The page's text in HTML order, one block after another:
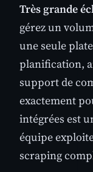
Très grande
gérez un
une seule
planification,
support de
exactement
intégrées est
équipe
scraping